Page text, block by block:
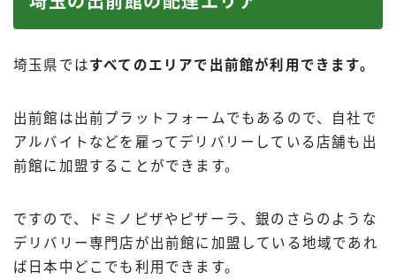
埼玉県ではすべてのエリアで出前館が利用できます。
出前館は出前プラットフォームでもあるので、自社で
アルバイトなどを雇ってデリバリーしている店舗も出
前館に加盟することができます。
ですので、ドミノピザやピザーラ、銀のさらのような
デリバリー専門店が出前館に加盟している地域であれ
ば日本中どこでも利用できます。